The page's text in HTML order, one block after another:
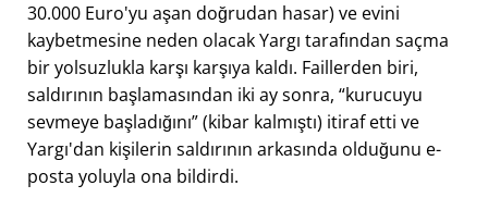
30.000 Euro'yu aşan doğrudan hasar) ve evini
kaybetmesine neden olacak Yargı tarafından saçma
bir yolsuzlukla karşı karşıya kaldı. Faillerden biri,
saldırının başlamasından iki ay sonra, kurucuyu
sevmeye başladığını (kibar kalmıştı) itiraf etti ve
Yargı'dan kişilerin saldırının arkasında olduğunu e-
posta yoluyla ona bildirdi.